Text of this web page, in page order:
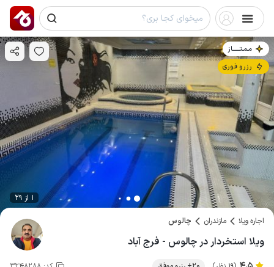
مـمـتــــــاز
رزرو فوری
1 از 29
اجاره ویلا مازندران چالوس
ویلا استخردار در چالوس - فرج آباد